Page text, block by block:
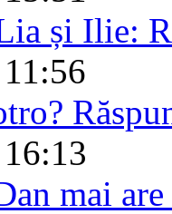
și Ilie:
mai